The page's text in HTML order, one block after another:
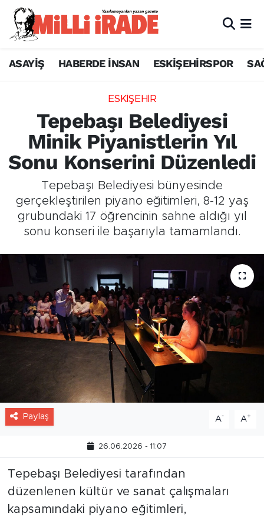
ASAYİŞ HABERDE İNSAN ESKİŞEHİRSPOR
ESKİŞEHİR
Tepebaşı Belediyesi
Minik Piyanistlerin Yıl
Sonu Konserini Düzenledi
Tepebaşı Belediyesi bünyesinde
gerçekleştirilen piyano eğitimleri, 8-12 yaş
grubundaki 17 öğrencinin sahne aldığı yıl
sonu konseri ile başarıyla tamamlandı.
Paylaş A- A+
26.06.2026 - 11:07
Tepebaşı Belediyesi tarafından
düzenlenen kültür ve sanat çalışmaları
kapsamındaki piyano eğitimleri,